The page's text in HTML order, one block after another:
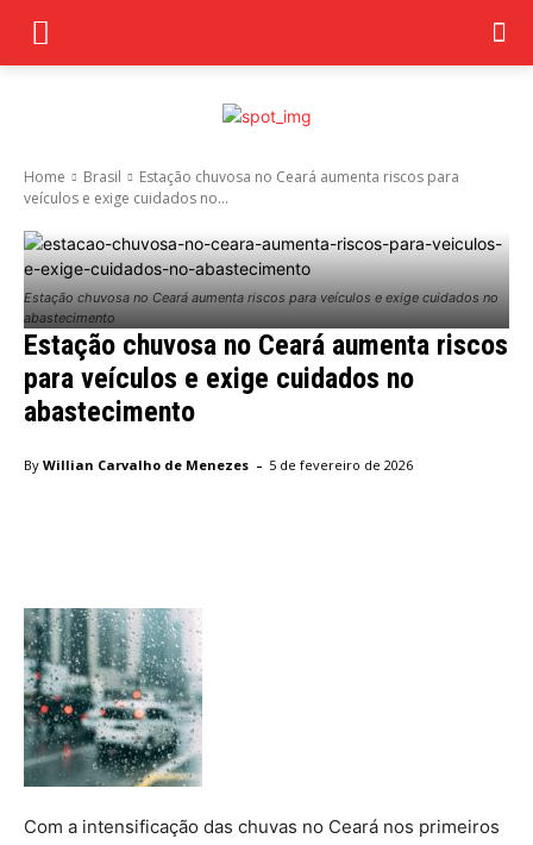
Home Brasil
Estação chuvosa no Ceará aumenta riscos para
veículos e exige cuidados no...
Estação chuvosa no Ceará aumenta riscos para veículos e exige cuidados no
abastecimento
Estação chuvosa no Ceará aumenta riscos
para veículos e exige cuidados no
abastecimento
By Willian Carvalho de Menezes - 5 de fevereiro de 2026
Com a intensificação das chuvas no Ceará nos primeiros